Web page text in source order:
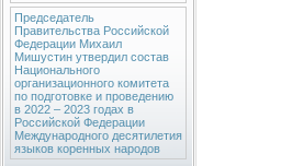
Председатель
Правительства Российской
Федерации Михаил
Мишустин утвердил состав
Национального
организационного комитета
по подготовке и проведению
в 2022 – 2023 годах в
Российской Федерации
Международного десятилетия
языков коренных народов